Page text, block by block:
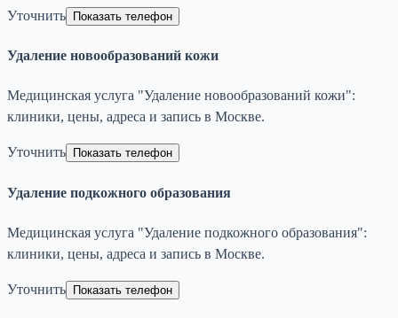
Уточнить Показать телефон
Удаление новообразований кожи
Медицинская услуга "Удаление новообразований кожи":
клиники, цены, адреса и запись в Москве.
Уточнить Показать телефон
Удаление подкожного образования
Медицинская услуга "Удаление подкожного образования":
клиники, цены, адреса и запись в Москве.
Уточнить Показать телефон